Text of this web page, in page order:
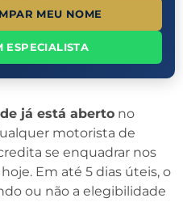
MEU NOME
ESPECIALISTA
já está aberto no
motorista de
se enquadrar nos
Em até 5 dias úteis, o
ou não a elegibilidade